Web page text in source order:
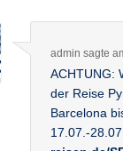
admin sagte
ACHTUNG:
der Reise
Barcelona
17.07.-